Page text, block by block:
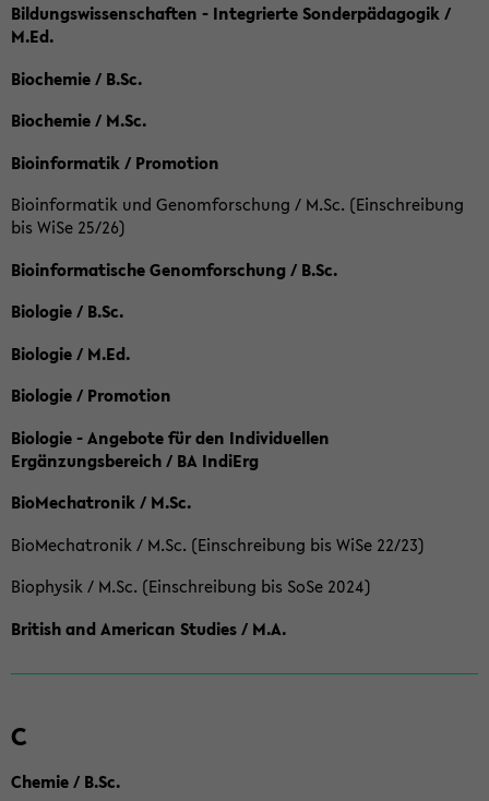
Bildungswissenschaften - Integrierte Sonderpädagogik /
M.Ed.
Biochemie / B.Sc.
Biochemie / M.Sc.
Bioinformatik / Promotion
Bioinformatik und Genomforschung / M.Sc. (Einschreibung
bis WiSe 25/26)
Bioinformatische Genomforschung / B.Sc.
Biologie / B.Sc.
Biologie / M.Ed.
Biologie / Promotion
Biologie - Angebote für den Individuellen
Ergänzungsbereich / BA IndiErg
BioMechatronik / M.Sc.
BioMechatronik / M.Sc. (Einschreibung bis WiSe 22/23)
Biophysik / M.Sc. (Einschreibung bis SoSe 2024)
British and American Studies / M.A.
C
Chemie / B.Sc.